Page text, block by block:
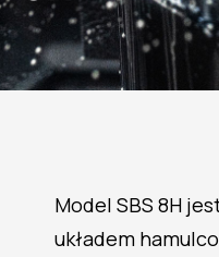
Model SBS 8H
układem